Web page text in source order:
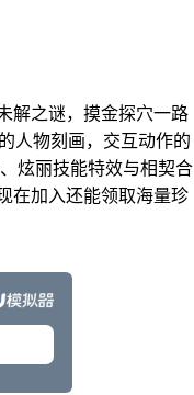
解之谜，摸金探穴一路
人物刻画，交互动作的
炫丽技能特效与相契合
在加入还能领取海量珍